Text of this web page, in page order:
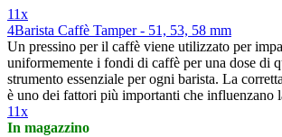
11x
4Barista Caffè Tamper - 51, 53, 58 mm
Un pressino per il caffè viene utilizzato per
uniformemente i fondi di caffè per una dose di
strumento essenziale per ogni barista. La
è uno dei fattori più importanti che influenzano
11x
In magazzino